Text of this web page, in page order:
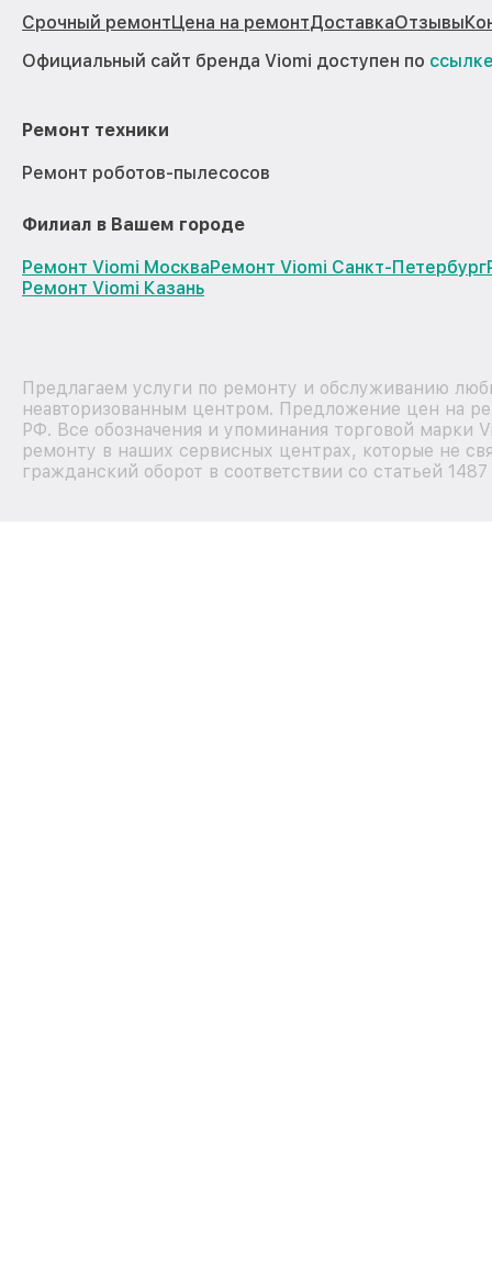
Срочный ремонтЦена на ремонтДоставкаОтзывы
Официальный сайт бренда Viomi доступен по
Ремонт техники
Ремонт роботов-пылесосов
Филиал в Вашем городе
Ремонт Viomi МоскваРемонт Viomi Санкт-Петербург
Ремонт Viomi Казань
Предлагаем услуги по ремонту и обслуживанию
неавторизованным центром. Предложение цен на
РФ. Все обозначения и упоминания торговой марки
ремонту в наших сервисных центрах, которые не
гражданский оборот в соответствии со статьей